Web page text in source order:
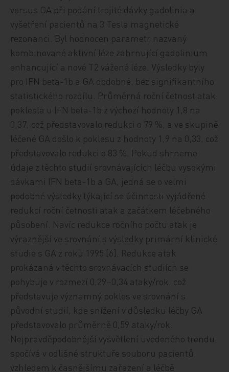
versus GA při podání trojité dávky gadolinia a
vyšetření pacientů na 3 Tesla magnetické
rezonanci. Byl hodnocen parametr nazvaný
kombinované aktivní léze zahrnující gadolinium
enhancující a nové T2 vážené léze. Výsledky byly
pro IFN beta-1b a GA obdobné, bez signifikantního
statistického rozdílu. Průměrná roční četnost atak
poklesla u IFN beta-1b z výchozí hodnoty 1,8 na
0,37, což představovalo redukci o 79 %, a ve skupině
léčené GA došlo k poklesu z hodnoty 1,9 na 0,33, což
představovalo redukci o 83 %. Pokud shrneme
údaje z těchto studií srovnávajících léčbu vysokými
dávkami IFN beta-1b a GA, jedná se o velmi
podobné výsledky týkající se účinnosti vyjádřené
redukcí roční četnosti atak a začátkem léčebného
působení. Navíc redukce ročního počtu atak je
výraznější ve srovnání s výsledky primární klinické
studie s GA z roku 1995 [6]. Redukce atak
prokázaná v těchto srovnávacích studiích se
pohybuje v rozmezí 0,29–0,34 ataky/rok, což
představuje významný pokles ve srovnání s
původní studií, kde snížení v důsledku léčby GA
představovalo průměrně 0,59 ataky/rok.
Nejpravděpodobnější vysvětlení uvedeného trendu
spočívá v odlišné struktuře souboru pacientů
vzhledem k časnějšímu zařazení a léčbě